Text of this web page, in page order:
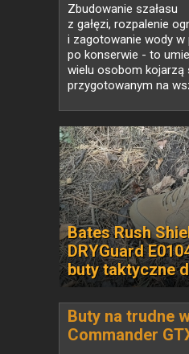
Zbudowanie szałasu
z gałęzi, rozpalenie
i zagotowanie wody w
po konserwie - to
wielu osobom kojarzą
przygotowanym na
Bates Rush
DRYGuard
buty taktyczne
Buty na trudne
Commander